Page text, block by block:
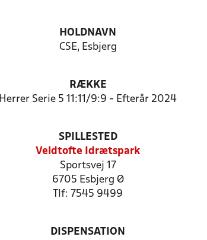
HOLDNAVN
CSE, Esbjerg
RÆKKE
Herrer Serie 5 11:11/9:9 - Efterår 2024
SPILLESTED
Veldtofte Idrætspark
Sportsvej 17
6705 Esbjerg Ø
Tlf: 7545 9499
DISPENSATION